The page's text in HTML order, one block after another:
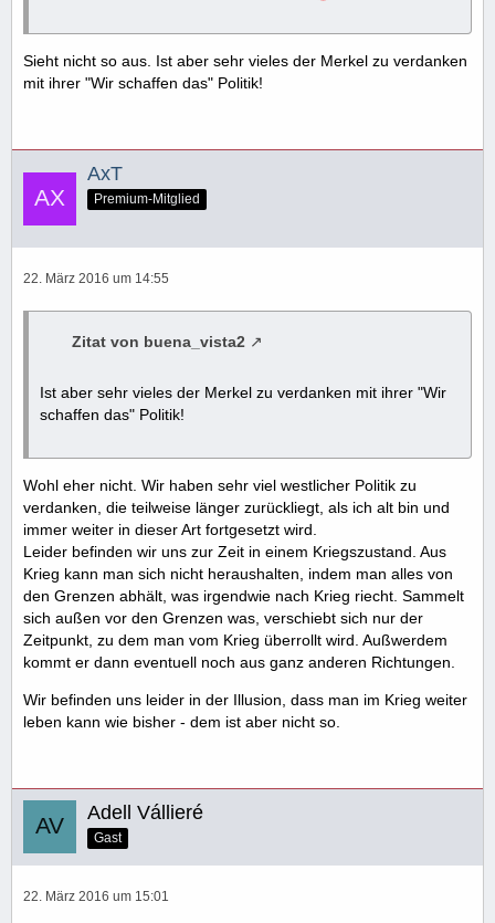
Sieht nicht so aus. Ist aber sehr vieles der Merkel zu verdanken
mit ihrer "Wir schaffen das" Politik!
AxT
Premium-Mitglied
22. März 2016 um 14:55
Zitat von buena_vista2
Ist aber sehr vieles der Merkel zu verdanken mit ihrer "Wir
schaffen das" Politik!
Wohl eher nicht. Wir haben sehr viel westlicher Politik zu
verdanken, die teilweise länger zurückliegt, als ich alt bin und
immer weiter in dieser Art fortgesetzt wird.
Leider befinden wir uns zur Zeit in einem Kriegszustand. Aus
Krieg kann man sich nicht heraushalten, indem man alles von
den Grenzen abhält, was irgendwie nach Krieg riecht. Sammelt
sich außen vor den Grenzen was, verschiebt sich nur der
Zeitpunkt, zu dem man vom Krieg überrollt wird. Außwerdem
kommt er dann eventuell noch aus ganz anderen Richtungen.
Wir befinden uns leider in der Illusion, dass man im Krieg weiter
leben kann wie bisher - dem ist aber nicht so.
Adell Vállieré
Gast
22. März 2016 um 15:01